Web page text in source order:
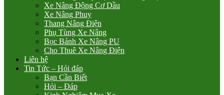
Xe Nâng Động Cơ Dầu
Xe Nâng Phuy
Thang Nâng Điện
Phụ Tùng Xe Nâng
Bọc Bánh Xe Nâng PU
Cho Thuê Xe Nâng Điện
Liên hệ
Tin Tức – Hỏi đáp
Bạn Cần Biết
Hỏi – Đáp